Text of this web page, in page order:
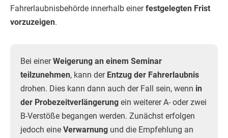
Fahrerlaubnisbehörde innerhalb einerfestgelegten Frist
vorzuzeigen.
Bei einerWeigerung an einem Seminar
teilzunehmen, kann der Entzug der Fahrerlaubnis
drohen. Dies kann dann auch der Fall sein, wenn in
der Probezeitverlängerung ein weiterer A- oder zwei
B-Verstöße begangen werden. Zunächst erfolgen
jedoch eine Verwarnung und die Empfehlung an